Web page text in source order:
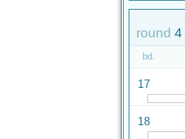
round 4
bd.
17
18